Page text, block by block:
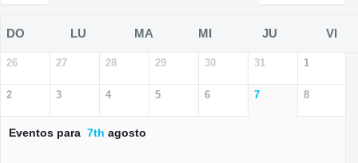
DO LU MA MI JU VI
26 27 28 29 30 31 1
2 3 4 5 6 7 8
Eventos para 7th agosto